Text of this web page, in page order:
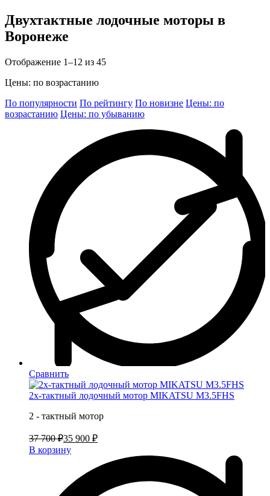
Двухтактные лодочные моторы в
Воронеже
Отображение 1–12 из 45
Цены: по возрастанию
По популярности По рейтингу По новизне Цены: по
возрастанию Цены: по убыванию
Сравнить
2х-тактный лодочный мотор MIKATSU M3.5FHS
2 - тактный мотор
37 700 ₽35 900 ₽
В корзину